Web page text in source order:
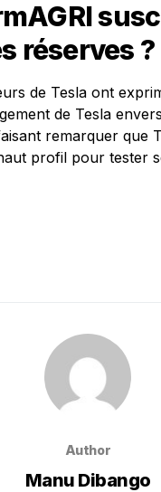
réserves ?
de Tesla ont
de Tesla
remarquer que
profil pour tester
Author
Manu Dibango